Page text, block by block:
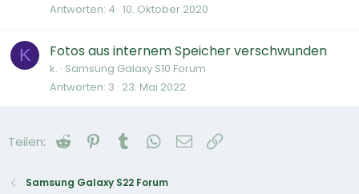
Antworten 4 10. Oktober 2020
K Fotos aus internem Speicher verschwunden
k. Samsung Galaxy S10 Forum
Antworten 3 23. Mai 2022
Teilen: Reddit Pinterest
Tumblr WhatsApp
E-Mail
Samsung Galaxy S22 Forum